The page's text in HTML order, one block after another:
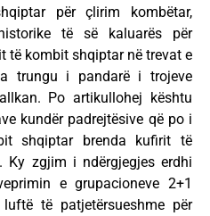
për çlirim kombëtar,
të së kaluarës për
të kombit shqiptar në trevat e
trungu i pandarë i trojeve
Po artikullohej kështu
kundër padrejtësive që po i
shqiptar brenda kufirit të
Ky zgjim i ndërgjegjes erdhi
e grupacioneve 2+1
të patjetërsueshme për